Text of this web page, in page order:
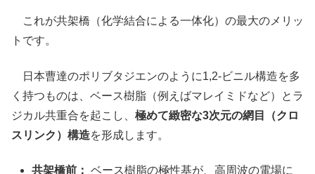
これが共架橋（化学結合による一体化）の最大のメリッ
トです。
日本曹達のポリブタジエンのように1,2-ビニル構造を多
く持つものは、ベース樹脂（例えばマレイミドなど）とラ
ジカル共重合を起こし、 極めて緻密な3次元の網目（クロ
スリンク）構造を形成します。
共架橋前： ベース樹脂の極性基が、高周波の電場に